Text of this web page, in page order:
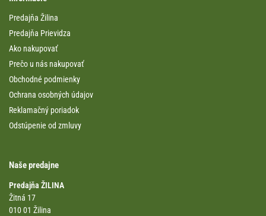
Predajňa Žilina
Predajňa Prievidza
Ako nakupovať
Prečo u nás nakupovať
Obchodné podmienky
Ochrana osobných údajov
Reklamačný poriadok
Odstúpenie od zmluvy
Naše predajne
Predajňa ŽILINA
Žitná 17
010 01 Žilina